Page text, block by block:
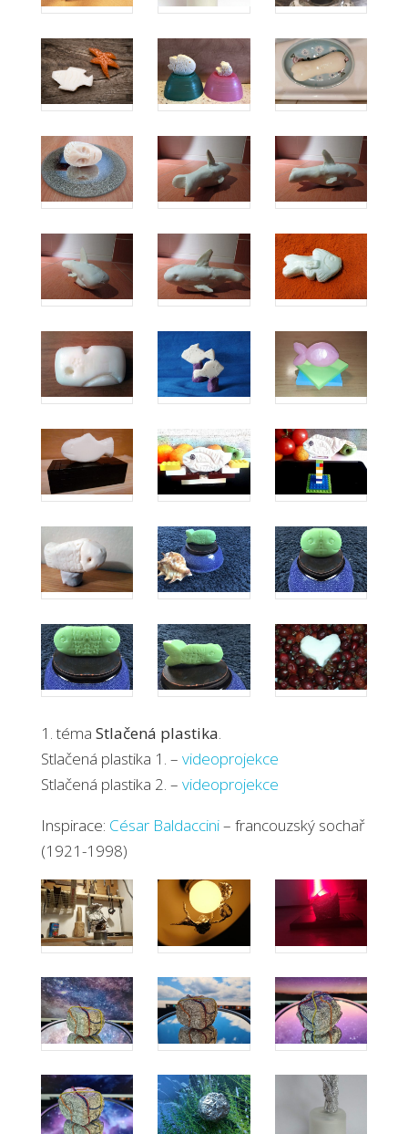
1. téma Stlačená plastika.
Stlačená plastika 1. – videoprojekce
Stlačená plastika 2. – videoprojekce
Inspirace: César Baldaccini– francouzský sochař
(1921-1998)